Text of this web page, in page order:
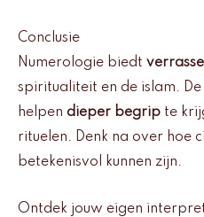
Conclusie
Numerologie biedt
spiritualiteit en de islam.
helpen dieper begrip te
rituelen. Denk na over hoe
betekenisvol kunnen zijn.
Ontdek jouw eigen